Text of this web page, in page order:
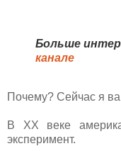
Больше
канале
Почему? Сейчас я
В XX веке
эксперимент.